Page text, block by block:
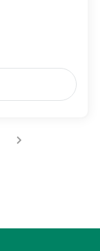
la page
sur la page
êtes sur la page